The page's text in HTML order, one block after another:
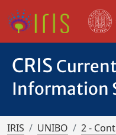
CRIS
Information
IRIS UNIBO
2 -